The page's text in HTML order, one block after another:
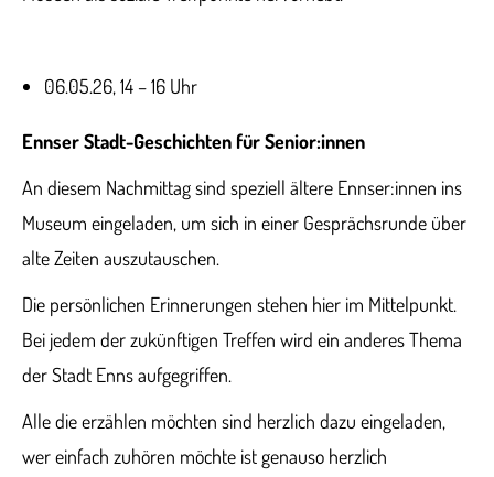
06.05.26, 14 – 16 Uhr
Ennser Stadt-Geschichten für Senior:innen
An diesem Nachmittag sind speziell ältere Ennser:innen ins
Museum eingeladen, um sich in einer Gesprächsrunde über
alte Zeiten auszutauschen.
Die persönlichen Erinnerungen stehen hier im Mittelpunkt.
Bei jedem der zukünftigen Treffen wird ein anderes Thema
der Stadt Enns aufgegriffen.
Alle die erzählen möchten sind herzlich dazu eingeladen,
wer einfach zuhören möchte ist genauso herzlich